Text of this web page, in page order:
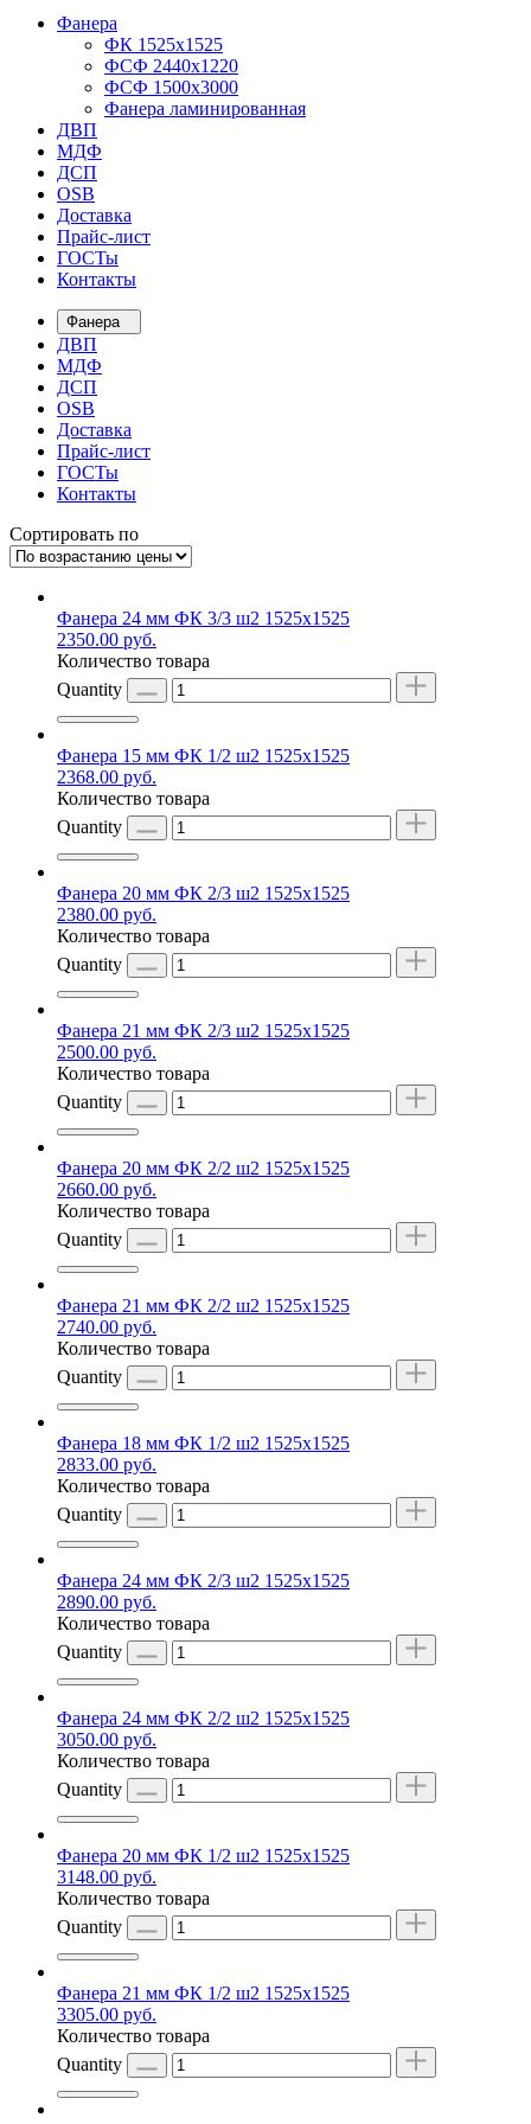
Фанера
ФК 1525х1525
ФСФ 2440х1220
ФСФ 1500х3000
Фанера ламинированная
ДВП
МДФ
ДСП
OSB
Доставка
Прайс-лист
ГОСТы
Контакты
Фанера
ДВП
МДФ
ДСП
OSB
Доставка
Прайс-лист
ГОСТы
Контакты
Сортировать по
Фанера 24 мм ФК 3/3 ш2 1525х1525
2350.00 руб.
Количество товара
Quantity
Фанера 15 мм ФК 1/2 ш2 1525х1525
2368.00 руб.
Количество товара
Quantity
Фанера 20 мм ФК 2/3 ш2 1525х1525
2380.00 руб.
Количество товара
Quantity
Фанера 21 мм ФК 2/3 ш2 1525х1525
2500.00 руб.
Количество товара
Quantity
Фанера 20 мм ФК 2/2 ш2 1525х1525
2660.00 руб.
Количество товара
Quantity
Фанера 21 мм ФК 2/2 ш2 1525х1525
2740.00 руб.
Количество товара
Quantity
Фанера 18 мм ФК 1/2 ш2 1525х1525
2833.00 руб.
Количество товара
Quantity
Фанера 24 мм ФК 2/3 ш2 1525х1525
2890.00 руб.
Количество товара
Quantity
Фанера 24 мм ФК 2/2 ш2 1525х1525
3050.00 руб.
Количество товара
Quantity
Фанера 20 мм ФК 1/2 ш2 1525х1525
3148.00 руб.
Количество товара
Quantity
Фанера 21 мм ФК 1/2 ш2 1525х1525
3305.00 руб.
Количество товара
Quantity